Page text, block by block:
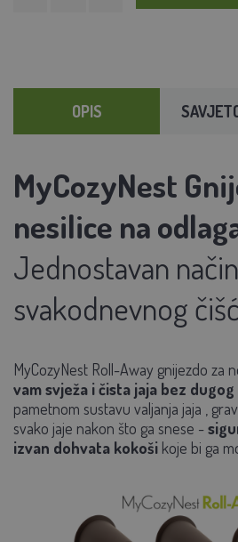
OPIS
MyCozyNest
nesilice na
Jednostavan način
svakodnevnog
MyCozyNest Roll-Away gnijezdo za
vam svježa i čista jaja bez
pametnom sustavu valjanja jaja ,
svako jaje nakon što ga snese -
izvan dohvata kokoši koje bi ga